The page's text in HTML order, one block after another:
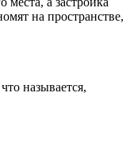
на пространстве,
называется,